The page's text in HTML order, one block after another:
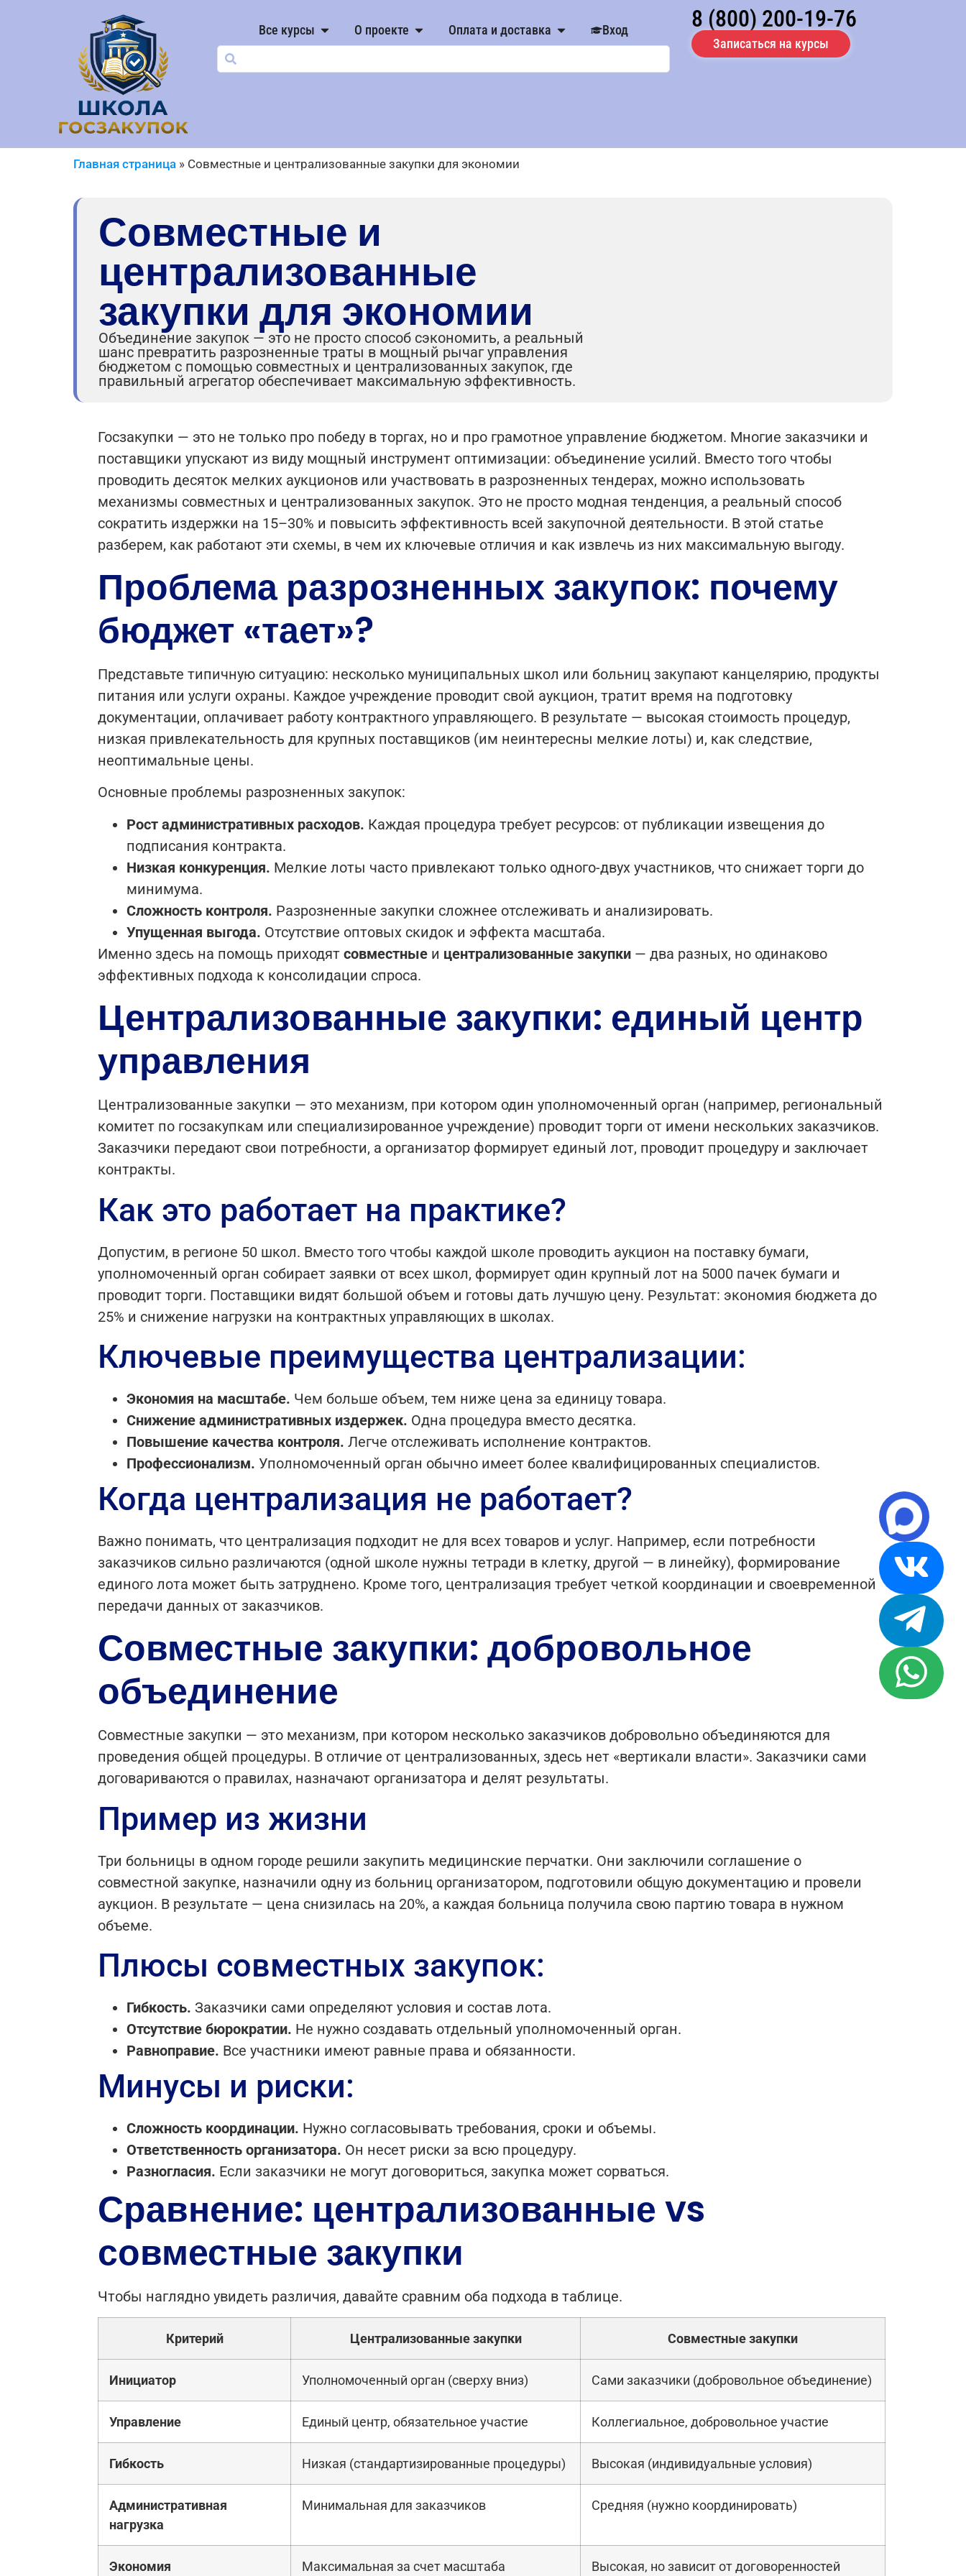
Все курсы О проекте Оплата и доставка Вход 8 (800) 200-19-76
Записаться на курсы
Главная страница » Совместные и централизованные закупки для экономии
Совместные и
централизованные
закупки для экономии
Объединение закупок — это не просто способ сэкономить, а реальный
шанс превратить разрозненные траты в мощный рычаг управления
бюджетом с помощью совместных и централизованных закупок, где
правильный агрегатор обеспечивает максимальную эффективность.
Госзакупки — это не только про победу в торгах, но и про грамотное управление бюджетом. Многие заказчики и
поставщики упускают из виду мощный инструмент оптимизации: объединение усилий. Вместо того чтобы
проводить десяток мелких аукционов или участвовать в разрозненных тендерах, можно использовать
механизмы совместных и централизованных закупок. Это не просто модная тенденция, а реальный способ
сократить издержки на 15–30% и повысить эффективность всей закупочной деятельности. В этой статье
разберем, как работают эти схемы, в чем их ключевые отличия и как извлечь из них максимальную выгоду.
Проблема разрозненных закупок: почему
бюджет «тает»?
Представьте типичную ситуацию: несколько муниципальных школ или больниц закупают канцелярию, продукты
питания или услуги охраны. Каждое учреждение проводит свой аукцион, тратит время на подготовку
документации, оплачивает работу контрактного управляющего. В результате — высокая стоимость процедур,
низкая привлекательность для крупных поставщиков (им неинтересны мелкие лоты) и, как следствие,
неоптимальные цены.
Основные проблемы разрозненных закупок:
Рост административных расходов. Каждая процедура требует ресурсов: от публикации извещения до
подписания контракта.
Низкая конкуренция. Мелкие лоты часто привлекают только одного-двух участников, что снижает торги до
минимума.
Сложность контроля. Разрозненные закупки сложнее отслеживать и анализировать.
Упущенная выгода. Отсутствие оптовых скидок и эффекта масштаба.
Именно здесь на помощь приходят совместные и централизованные закупки — два разных, но одинаково
эффективных подхода к консолидации спроса.
Централизованные закупки: единый центр
управления
Централизованные закупки — это механизм, при котором один уполномоченный орган (например, региональный
комитет по госзакупкам или специализированное учреждение) проводит торги от имени нескольких заказчиков.
Заказчики передают свои потребности, а организатор формирует единый лот, проводит процедуру и заключает
контракты.
Как это работает на практике?
Допустим, в регионе 50 школ. Вместо того чтобы каждой школе проводить аукцион на поставку бумаги,
уполномоченный орган собирает заявки от всех школ, формирует один крупный лот на 5000 пачек бумаги и
проводит торги. Поставщики видят большой объем и готовы дать лучшую цену. Результат: экономия бюджета до
25% и снижение нагрузки на контрактных управляющих в школах.
Ключевые преимущества централизации:
Экономия на масштабе. Чем больше объем, тем ниже цена за единицу товара.
Снижение административных издержек. Одна процедура вместо десятка.
Повышение качества контроля. Легче отслеживать исполнение контрактов.
Профессионализм. Уполномоченный орган обычно имеет более квалифицированных специалистов.
Когда централизация не работает?
Важно понимать, что централизация подходит не для всех товаров и услуг. Например, если потребности
заказчиков сильно различаются (одной школе нужны тетради в клетку, другой — в линейку), формирование
единого лота может быть затруднено. Кроме того, централизация требует четкой координации и своевременной
передачи данных от заказчиков.
Совместные закупки: добровольное
объединение
Совместные закупки — это механизм, при котором несколько заказчиков добровольно объединяются для
проведения общей процедуры. В отличие от централизованных, здесь нет «вертикали власти». Заказчики сами
договариваются о правилах, назначают организатора и делят результаты.
Пример из жизни
Три больницы в одном городе решили закупить медицинские перчатки. Они заключили соглашение о
совместной закупке, назначили одну из больниц организатором, подготовили общую документацию и провели
аукцион. В результате — цена снизилась на 20%, а каждая больница получила свою партию товара в нужном
объеме.
Плюсы совместных закупок:
Гибкость. Заказчики сами определяют условия и состав лота.
Отсутствие бюрократии. Не нужно создавать отдельный уполномоченный орган.
Равноправие. Все участники имеют равные права и обязанности.
Минусы и риски:
Сложность координации. Нужно согласовывать требования, сроки и объемы.
Ответственность организатора. Он несет риски за всю процедуру.
Разногласия. Если заказчики не могут договориться, закупка может сорваться.
Сравнение: централизованные vs
совместные закупки
Чтобы наглядно увидеть различия, давайте сравним оба подхода в таблице.
Критерий Централизованные закупки Совместные закупки
Инициатор Уполномоченный орган (сверху вниз) Сами заказчики (добровольное объединение)
Управление Единый центр, обязательное участие Коллегиальное, добровольное участие
Гибкость Низкая (стандартизированные процедуры) Высокая (индивидуальные условия)
Административная
нагрузка
Минимальная для заказчиков Средняя (нужно координировать)
Экономия Максимальная за счет масштаба Высокая, но зависит от договоренностей